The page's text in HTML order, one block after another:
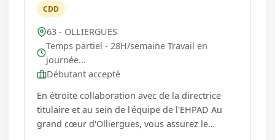
CDD
63 - OLLIERGUES
Temps partiel - 28H/semaine Travail en
journée...
Débutant accepté
En étroite collaboration avec de la directrice
titulaire et au sein de l'équipe de l'EHPAD Au
grand cœur d'Olliergues, vous assurez le